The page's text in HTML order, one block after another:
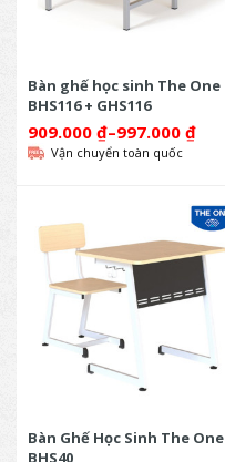
Bàn ghế học sinh The One
BHS116 + GHS116
909.000 ₫–997.000 ₫
Vận chuyển toàn quốc
Bàn Ghế Học Sinh The One
BHS40